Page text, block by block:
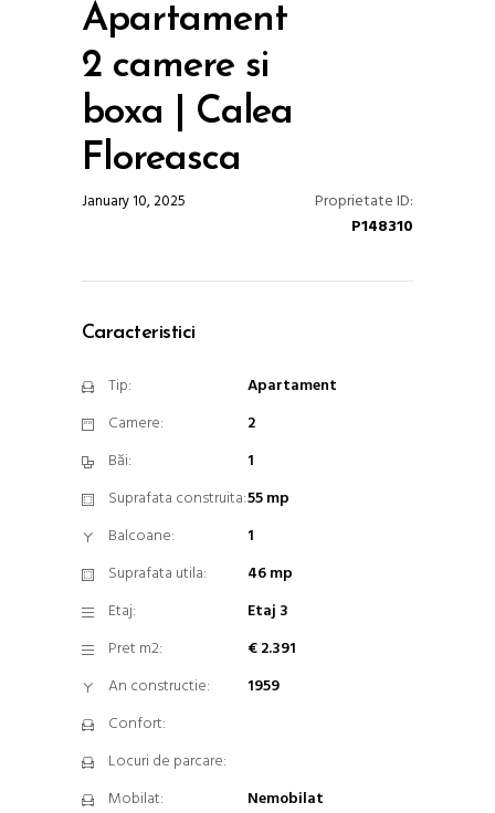
Apartament
2 camere si
boxa | Calea
Floreasca
January 10, 2025
Proprietate ID:
P148310
Caracteristici
Tip:
Apartament
Camere:
2
Băi:
1
Suprafata construita:55 mp
Balcoane:
1
Suprafata utila:
46 mp
Etaj:
Etaj 3
Pret m2:
€ 2.391
An constructie:
1959
Confort:
Locuri de parcare:
Mobilat:
Nemobilat